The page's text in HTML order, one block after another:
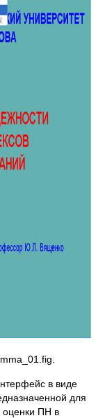
в виде
для
оценки ПН в